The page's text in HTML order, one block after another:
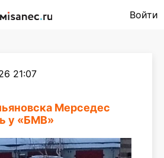
Войти
21:07
Мерседес
у «БМВ»